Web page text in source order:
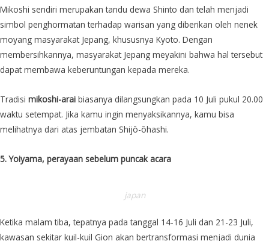
Mikoshi sendiri merupakan tandu dewa Shinto dan telah menjadi
simbol penghormatan terhadap warisan yang diberikan oleh nenek
moyang masyarakat Jepang, khususnya Kyoto. Dengan
membersihkannya, masyarakat Jepang meyakini bahwa hal tersebut
dapat membawa keberuntungan kepada mereka.
Tradisi mikoshi-arai biasanya dilangsungkan pada 10 Juli pukul 20.00
waktu setempat. Jika kamu ingin menyaksikannya, kamu bisa
melihatnya dari atas jembatan Shijō-ōhashi.
5. Yoiyama, perayaan sebelum puncak acara
japan
Ketika malam tiba, tepatnya pada tanggal 14-16 Juli dan 21-23 Juli,
kawasan sekitar kuil-kuil Gion akan bertransformasi menjadi dunia